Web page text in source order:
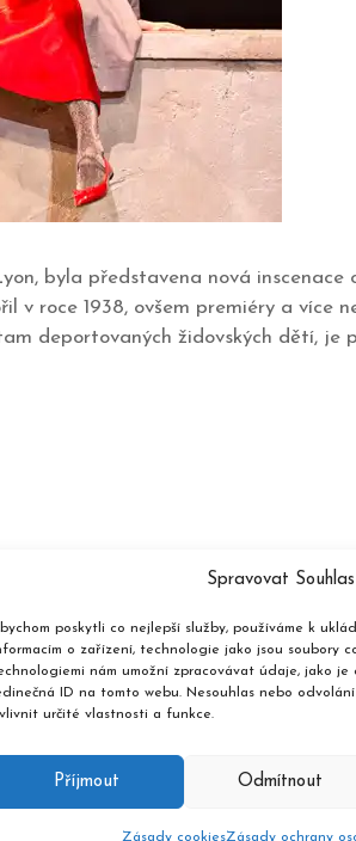
Spravovat Souhlas
poskytli co nejlepší služby, používáme k
o zařízení, technologie jako jsou soubory
nám umožní zpracovávat údaje, jako
ID na tomto webu. Nesouhlas nebo
určité vlastnosti a funkce.
Příjmout Odmítnout
Zásady cookiesZásady ochrany
byla představena nová inscenace
v roce 1938, ovšem premiéry a více
deportovaných židovských dětí, je